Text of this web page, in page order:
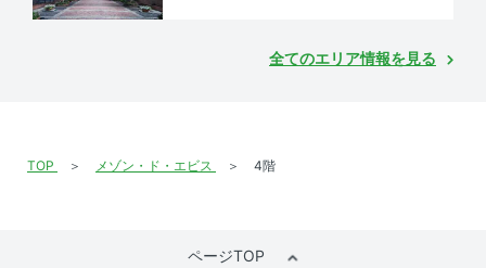
全てのエリア情報を見る
TOP メゾン・ド・エビス 4階
ページTOP